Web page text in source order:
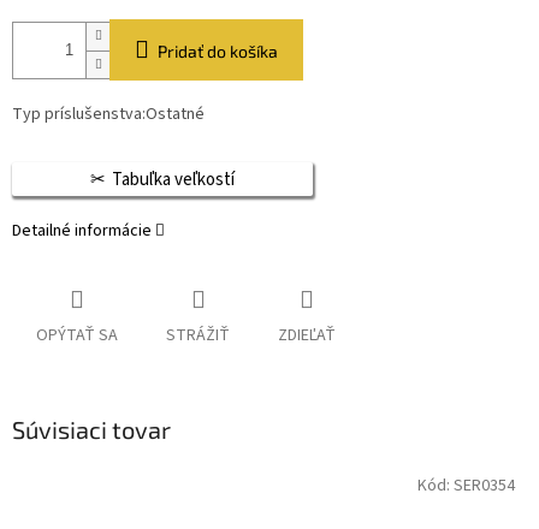
Pridať do košíka
Typ príslušenstva:Ostatné
Tabuľka veľkostí
Detailné informácie
OPÝTAŤ SA STRÁŽIŤ ZDIEĽAŤ
Súvisiaci tovar
Kód: SER0354